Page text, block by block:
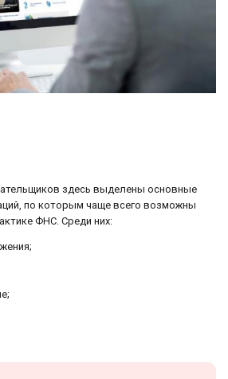
здесь выделены основные
по которым чаще всего возможны
ФНС. Среди них: